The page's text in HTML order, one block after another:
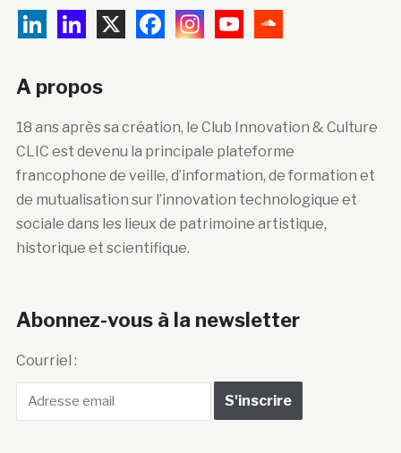
A propos
18 ans après sa création, le Club Innovation & Culture
CLIC est devenu la principale plateforme
francophone de veille, d’information, de formation et
de mutualisation sur l’innovation technologique et
sociale dans les lieux de patrimoine artistique,
historique et scientifique.
Abonnez-vous à la newsletter
Courriel :